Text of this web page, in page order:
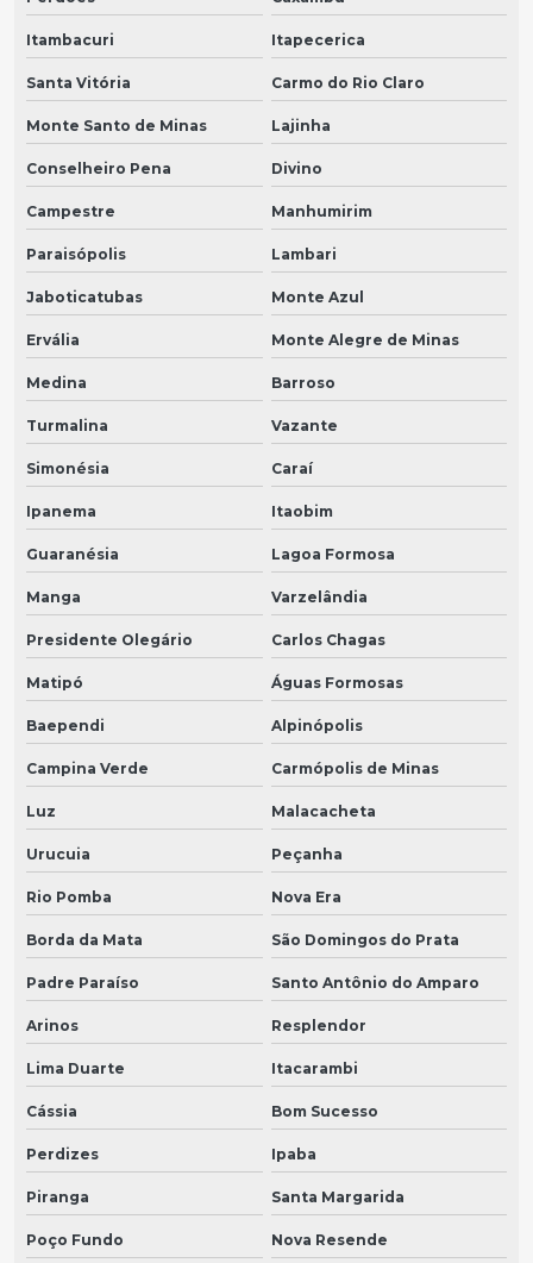
Itambacuri Itapecerica
Santa Vitória Carmo do Rio Claro
Monte Santo de Minas Lajinha
Conselheiro Pena Divino
Campestre Manhumirim
Paraisópolis Lambari
Jaboticatubas Monte Azul
Ervália Monte Alegre de Minas
Medina Barroso
Turmalina Vazante
Simonésia Caraí
Ipanema Itaobim
Guaranésia Lagoa Formosa
Manga Varzelândia
Presidente Olegário Carlos Chagas
Matipó Águas Formosas
Baependi Alpinópolis
Campina Verde Carmópolis de Minas
Luz Malacacheta
Urucuia Peçanha
Rio Pomba Nova Era
Borda da Mata São Domingos do Prata
Padre Paraíso Santo Antônio do Amparo
Arinos Resplendor
Lima Duarte Itacarambi
Cássia Bom Sucesso
Perdizes Ipaba
Piranga Santa Margarida
Poço Fundo Nova Resende